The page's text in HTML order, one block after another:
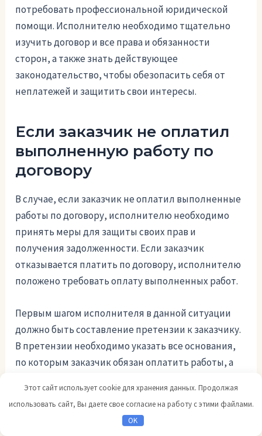
потребовать профессиональной юридической
помощи. Исполнителю необходимо тщательно
изучить договор и все права и обязанности
сторон, а также знать действующее
законодательство, чтобы обезопасить себя от
неплатежей и защитить свои интересы.
Если заказчик не оплатил
выполненную работу по
договору
В случае, если заказчик не оплатил выполненные
работы по договору, исполнителю необходимо
принять меры для защиты своих прав и
получения задолженности. Если заказчик
отказывается платить по договору, исполнителю
положено требовать оплату выполненных работ.
Первым шагом исполнителя в данной ситуации
должно быть составление претензии к заказчику.
В претензии необходимо указать все основания,
по которым заказчик обязан оплатить работы, а
Претензия должна быть составлена в письменном
виде и направлена заказчику.
Этот сайт использует cookie для хранения данных. Продолжая
использовать сайт, Вы даете свое согласие на работу с этими файлами.
OK